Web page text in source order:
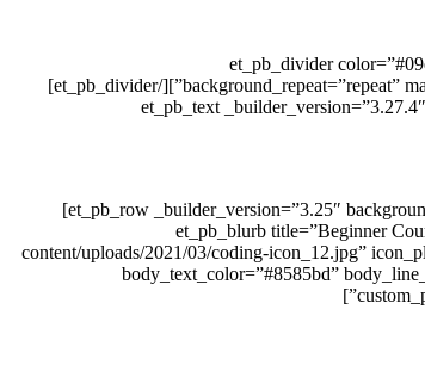
[/et_pb_text][et_pb_divider
background_repeat=”repeat” max_width=”40px” module_alignment=”center” custom_margin=”||10px|” animation_style=”zoom” animation_direction=”left” saved_tabs=”all” locked=”off”][/et_pb_divider]
[et_pb_text
[/et_pb_text][/et_pb_column][/et_pb_row][et_pb_row _builder_version=”3.25″ background_size=”initial” background_position=”top_left” background_repeat=”repeat” column_structure=”1_3,1_3,1_3″]
[et_pb_column type=”1_3″ _builder_version=”3.25″
content/uploads/2021/03/coding-icon_12.jpg”
body_text_color=”#8585bd”